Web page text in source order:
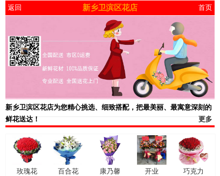
返回 新乡卫滨区花店 首页
新乡卫滨区花店为您精心挑选、细致搭配，把最美丽、最寓意深刻的
鲜花送达！
更多
玫瑰花 百合花 康乃馨 开业 巧克力